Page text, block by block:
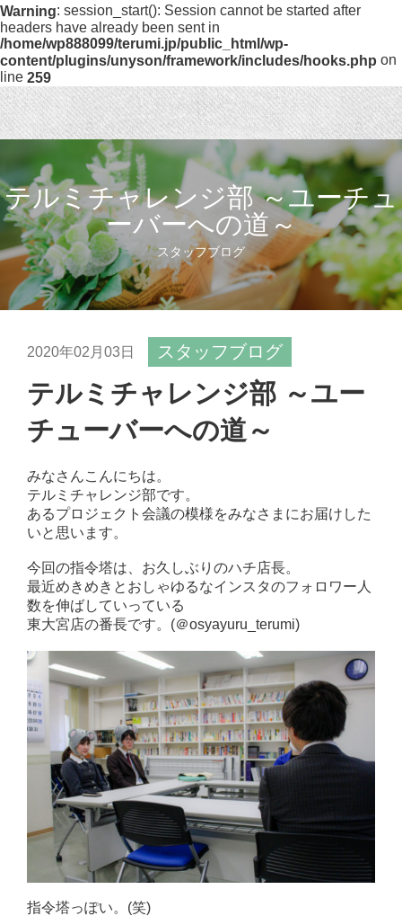
Warning: session_start(): Session cannot be started after
headers have already been sent in
/home/wp888099/terumi.jp/public_html/wp-
content/plugins/unyson/framework/includes/hooks.php on
line 259
テルミチャレンジ部 ～ユーチュ
ーバーへの道～
スタッフブログ
2020年02月03日 スタッフブログ
テルミチャレンジ部 ～ユー
チューバーへの道～
みなさんこんにちは。
テルミチャレンジ部です。
あるプロジェクト会議の模様をみなさまにお届けした
いと思います。
今回の指令塔は、お久しぶりのハチ店長。
最近めきめきとおしゃゆるなインスタのフォロワー人
数を伸ばしていっている
東大宮店の番長です。(＠osyayuru_terumi)
指令塔っぽい。(笑)